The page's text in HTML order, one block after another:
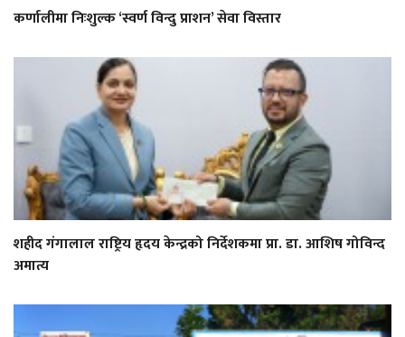
कर्णालीमा निःशुल्क ‘स्वर्ण विन्दु प्राशन’ सेवा विस्तार
शहीद गंगालाल राष्ट्रिय हृदय केन्द्रको निर्देशकमा प्रा. डा. आशिष गोविन्द
अमात्य